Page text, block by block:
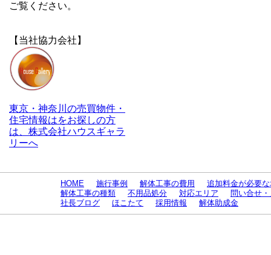
ご覧ください。
【当社協力会社】
東京・神奈川の売買物件・
住宅情報はをお探しの方
は、株式会社ハウスギャラ
リーへ
HOME 施行事例 解体工事の費用
追加料金が必要
解体工事の種類
不用品処分 対応エリア
問い合せ
社長ブログ
ほこたて 採用情報 解体助成金